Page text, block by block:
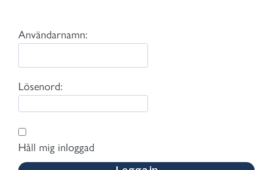
Användarnamn:
Lösenord:
Håll mig inloggad